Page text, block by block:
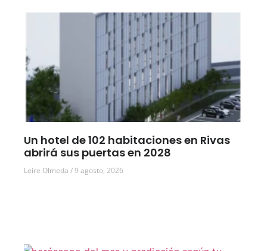
Un hotel de 102 habitaciones en Rivas
abrirá sus puertas en 2028
Leire Olmeda 9 agosto, 2026